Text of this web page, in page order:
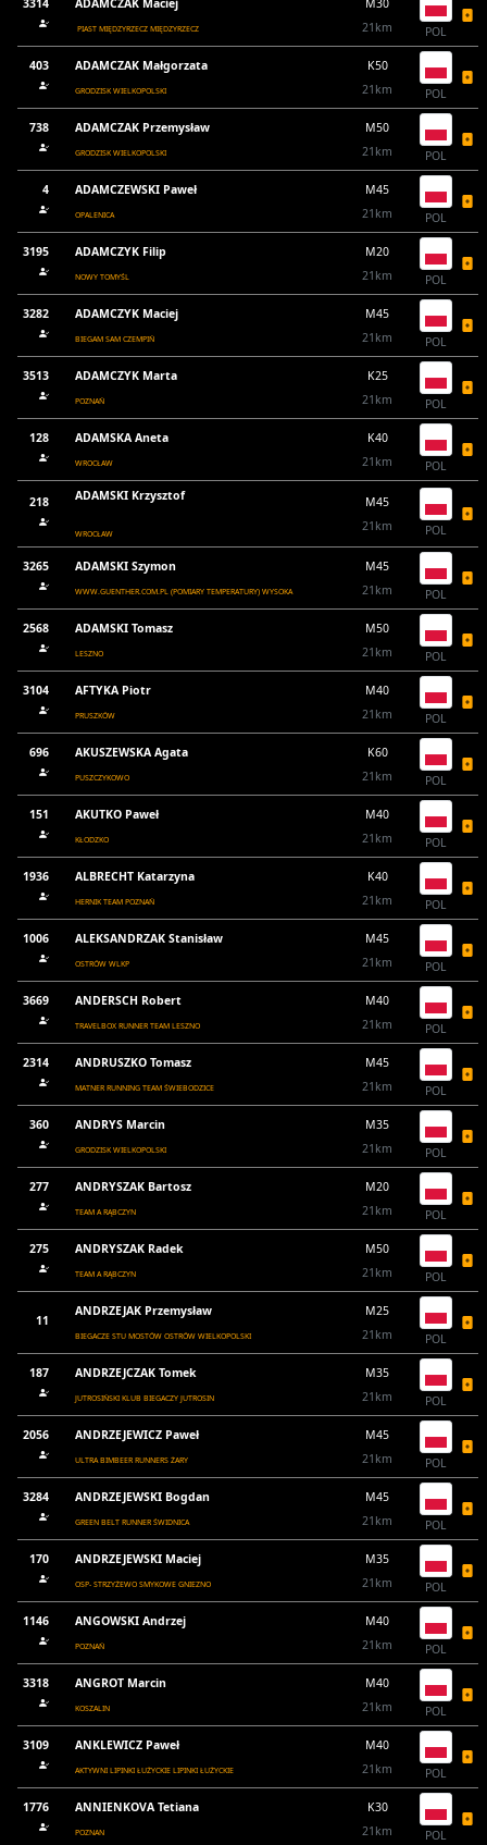
3314 ADAMCZAK Maciej
PIAST MIĘDZYRZECZ MIĘDZYRZECZ
M30
21km
POL
403 ADAMCZAK Małgorzata
GRODZISK WIELKOPOLSKI
K50
21km
POL
738 ADAMCZAK Przemysław
GRODZISK WIELKOPOLSKI
M50
21km
POL
4 ADAMCZEWSKI Paweł
OPALENICA
M45
21km
POL
3195 ADAMCZYK Filip
NOWY TOMYŚL
M20
21km
POL
3282 ADAMCZYK Maciej
BIEGAM SAM CZEMPIŃ
M45
21km
POL
3513 ADAMCZYK Marta
POZNAŃ
K25
21km
POL
128 ADAMSKA Aneta
WROCŁAW
K40
21km
POL
218 ADAMSKI Krzysztof
WROCŁAW
M45
21km
POL
3265 ADAMSKI Szymon
WWW.GUENTHER.COM.PL (POMIARY TEMPERATURY) WYSOKA
M45
21km
POL
2568 ADAMSKI Tomasz
LESZNO
M50
21km
POL
3104 AFTYKA Piotr
PRUSZKÓW
M40
21km
POL
696 AKUSZEWSKA Agata
PUSZCZYKOWO
K60
21km
POL
151 AKUTKO Paweł
KŁODZKO
M40
21km
POL
1936 ALBRECHT Katarzyna
HERNIK TEAM POZNAŃ
K40
21km
POL
1006 ALEKSANDRZAK Stanisław
OSTRÓW WLKP
M45
21km
POL
3669 ANDERSCH Robert
TRAVELBOX RUNNER TEAM LESZNO
M40
21km
POL
2314 ANDRUSZKO Tomasz
MATNER RUNNING TEAM ŚWIEBODZICE
M45
21km
POL
360 ANDRYS Marcin
GRODZISK WIELKOPOLSKI
M35
21km
POL
277 ANDRYSZAK Bartosz
TEAM A RĄBCZYN
M20
21km
POL
275 ANDRYSZAK Radek
TEAM A RĄBCZYN
M50
21km
POL
11
ANDRZEJAK Przemysław
BIEGACZE STU MOSTÓW OSTRÓW WIELKOPOLSKI
M25
21km
POL
187 ANDRZEJCZAK Tomek
JUTROSIŃSKI KLUB BIEGACZY JUTROSIN
M35
21km
POL
2056 ANDRZEJEWICZ Paweł
ULTRA BIMBEER RUNNERS ŻARY
M45
21km
POL
3284 ANDRZEJEWSKI Bogdan
GREEN BELT RUNNER ŚWIDNICA
M45
21km
POL
170 ANDRZEJEWSKI Maciej
OSP- STRZYŻEWO SMYKOWE GNIEZNO
M35
21km
POL
1146 ANGOWSKI Andrzej
POZNAŃ
M40
21km
POL
3318 ANGROT Marcin
KOSZALIN
M40
21km
POL
3109 ANKLEWICZ Paweł
AKTYWNI LIPINKI ŁUŻYCKIE LIPINKI ŁUŻYCKIE
M40
21km
POL
1776 ANNIENKOVA Tetiana
POZNAN
K30
21km
POL